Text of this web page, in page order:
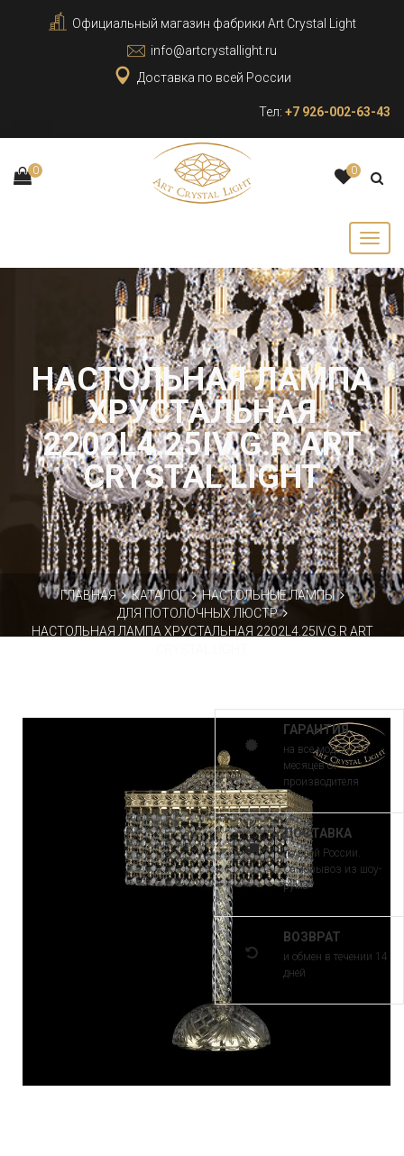
Официальный магазин фабрики Art Crystal Light
info@artcrystallight.ru
Доставка по всей России
Тел: +7 926-002-63-43
0 0
НАСТОЛЬНАЯ ЛАМПА
ХРУСТАЛЬНАЯ
2202L4.25IV.G.R ART
CRYSTAL LIGHT
ГЛАВНАЯ КАТАЛОГ
НАСТОЛЬНЫЕ ЛАМПЫ
ДЛЯ ПОТОЛОЧНЫХ ЛЮСТР
НАСТОЛЬНАЯ ЛАМПА ХРУСТАЛЬНАЯ 2202L4.25IV.G.R ART
ГАРАНТИЯ
на все модели 30
месяцев от
производителя
ДОСТАВКА
по всей России.
Самовывоз из шоу-
рума
ВОЗВРАТ
и обмен в течении 14
дней